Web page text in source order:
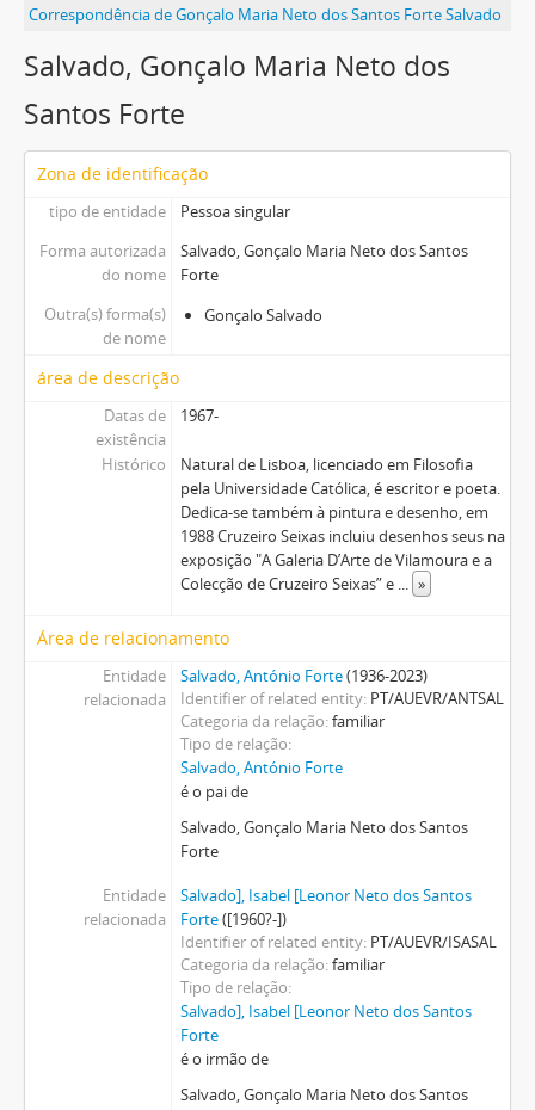
Correspondência de Gonçalo Maria Neto dos Santos Forte Salvado
Salvado, Gonçalo Maria Neto dos
Santos Forte
Zona de identificação
tipo de entidade
Pessoa singular
Forma autorizada
do nome
Salvado, Gonçalo Maria Neto dos Santos
Forte
Outra(s) forma(s)
de nome
Gonçalo Salvado
área de descrição
Datas de
existência
1967-
Histórico
Natural de Lisboa, licenciado em Filosofia
pela Universidade Católica, é escritor e poeta.
Dedica-se também à pintura e desenho, em
1988 Cruzeiro Seixas incluiu desenhos seus na
exposição "A Galeria D’Arte de Vilamoura e a
Colecção de Cruzeiro Seixas” e ... »
Área de relacionamento
Entidade
relacionada
Salvado, António Forte(1936-2023)
Identifier of related entity PT/AUEVR/ANTSAL
Categoria da relação familiar
Tipo de relação
Salvado, António Forte
é o pai de
Salvado, Gonçalo Maria Neto dos Santos
Forte
Entidade
relacionada
Salvado], Isabel [Leonor Neto dos Santos
Forte([1960?-])
Identifier of related entity PT/AUEVR/ISASAL
Categoria da relação familiar
Tipo de relação
Salvado], Isabel [Leonor Neto dos Santos
Forte
é o irmão de
Salvado, Gonçalo Maria Neto dos Santos